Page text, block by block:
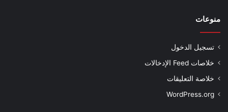
منوعات
تسجيل الدخول
خلاصات Feed الإدخالات
خلاصة التعليقات
WordPress.org